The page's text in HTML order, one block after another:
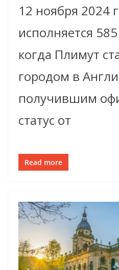
12 ноября 2024
исполняется
когда Плимут
городом в
получившим
статус от
Read more